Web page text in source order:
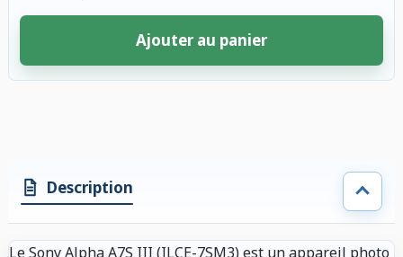
Ajouter au panier
Description
Le Sony Alpha A7S III (ILCE-7SM3) est un appareil photo